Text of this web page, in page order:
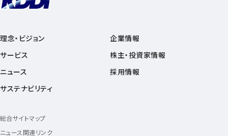
理念・ビジョン
サービス
ニュース
サステナビリティ
企業情報
株主・投資家情報
採用情報
総合サイトマップ
ニュース関連リンク